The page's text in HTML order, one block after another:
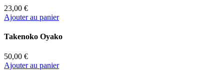
23,00 €
Ajouter au panier
Takenoko Oyako
50,00 €
Ajouter au panier